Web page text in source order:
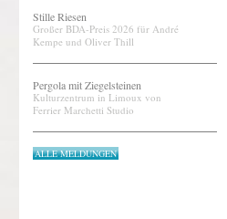
Stille Riesen
Großer BDA-Preis 2026 für André
Kempe und Oliver Thill
Pergola mit Ziegelsteinen
Kulturzentrum in Limoux von
Ferrier Marchetti Studio
ALLE MELDUNGEN